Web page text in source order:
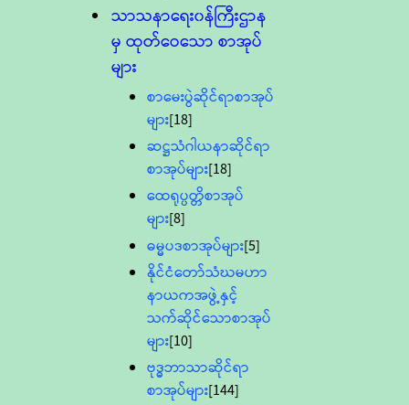
သာသနာရေး၀န်ကြီးဌာန
မှ ထုတ်ဝေသော စာအုပ်
များ
စာမေးပွဲဆိုင်ရာစာအုပ်
များ[18]
ဆဋ္ဌသံဂါယနာဆိုင်ရာ
စာအုပ်များ[18]
ထေရုပ္ပတ္တိစာအုပ်
များ[8]
ဓမ္မပဒစာအုပ်များ[5]
နိုင်ငံတော်သံဃမဟာ
နာယကအဖွဲ့နှင့်
သက်ဆိုင်သောစာအုပ်
များ[10]
ဗုဒ္ဓဘာသာဆိုင်ရာ
စာအုပ်များ[144]